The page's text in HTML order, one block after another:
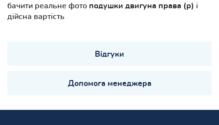
бачити реальне фото подушки двигуна права (р) і
дійсна вартість
Відгуки
Допомога менеджера